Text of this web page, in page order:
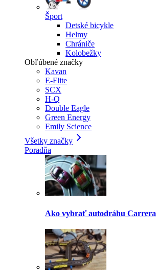
Šport
Detské bicykle
Helmy
Chrániče
Kolobežky
Obľúbené značky
Kavan
E-Flite
SCX
H-Q
Double Eagle
Green Energy
Emily Science
Všetky značky
Poradňa
Ako vybrať autodráhu Carrera